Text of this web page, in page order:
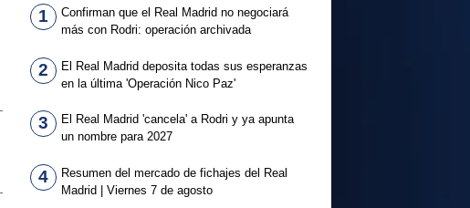
1
Confirman que el Real Madrid no negociará
más con Rodri: operación archivada
2
El Real Madrid deposita todas sus esperanzas
en la última 'Operación Nico Paz'
3
El Real Madrid 'cancela' a Rodri y ya apunta
un nombre para 2027
4
Resumen del mercado de fichajes del Real
Madrid | Viernes 7 de agosto